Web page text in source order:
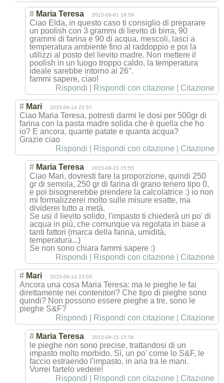
# Maria Teresa 2015-08-01 19:59
Ciao Elda, in questo caso ti consiglio di preparare
un poolish con 3 grammi di lievito di birra, 90
grammi di farina e 90 di acqua. mescoli, lasci a
temperatura ambiente fino al raddoppio e poi la
utilizzi al posto del lievito madre. Non mettere il
poolish in un luogo troppo caldo, la temperatura
ideale sarebbe intorno ai 26°.
fammi sapere, ciao!
Rispondi
Rispondi con citazione Citazione
# Mari 2015-09-14 22:57
Ciao Maria Teresa, potresti darmi le dosi per 500gr di
farina con la pasta madre solida che è quella che ho
io? E ancora, quante patate e quanta acqua?
Grazie ciao
Rispondi
Rispondi con citazione Citazione
# Maria Teresa 2015-09-15 15:55
Ciao Mari, dovresti fare la proporzione, quindi 250
gr di semola, 250 gr di farina di grano tenero tipo 0,
e poi bisognerebbe prendere la calcolatrice :) io non
mi formalizzerei molto sulle misure esatte, ma
dividerei tutto a metà.
Se usi il lievito solido, l'impasto ti chiederà un po' di
acqua in più, che comunque va regolata in base a
tanti fattori (marca della farina, umidità,
temperatura...)
Se non sono chiara fammi sapere :)
Rispondi
Rispondi con citazione Citazione
# Mari 2015-09-14 23:03
Ancora una cosa Maria Teresa: ma le pieghe le fai
direttamente nei contenitori? Che tipo di pieghe sono
quindi? Non possono essere pieghe a tre, sono le
pieghe S&F?
Rispondi
Rispondi con citazione Citazione
# Maria Teresa 2015-09-15 15:58
le pieghe non sono precise, trattandosi di un
impasto molto morbido. Sì, un po' come lo S&F, le
faccio estraendo l'impasto, in aria tra le mani.
Vorrei fartelo vedere!
Rispondi
Rispondi con citazione Citazione